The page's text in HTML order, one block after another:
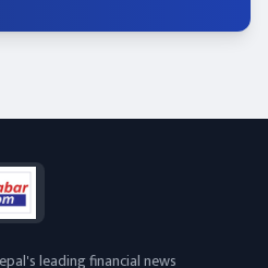
leading financial news